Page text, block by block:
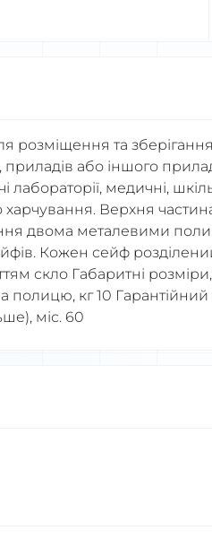
та зберігання
приладів або іншого
медичні,
харчування. Верхня
двома металевими
Кожен сейф
скло Габаритні
кг 10 Гарантійний
міс. 60